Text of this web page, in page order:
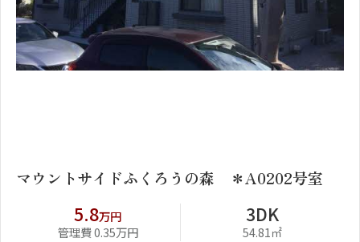
マウントサイドふくろうの森 ＊A0202号室
5.8万円
管理費 0.35万円
3DK
54.81㎡